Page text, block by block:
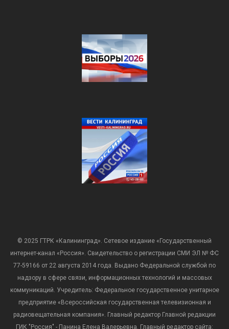
© 2025 ГТРК «Калининград». Сетевое издание «Государственный
интернет-канал «Россия». Свидетельство о регистрации СМИ ЭЛ № ФС
77-59166 от 22 августа 2014 года. Выдано Федеральной службой по
надзору в сфере связи, информационных технологий и массовых
коммуникаций. Учредитель: Федеральное государственное унитарное
предприятие «Всероссийская государственная телевизионная и
радиовещательная компания». Главный редактор Главной редакции
ГИК "Россия" - Панина Елена Валерьевна. Главный редактор сайта: